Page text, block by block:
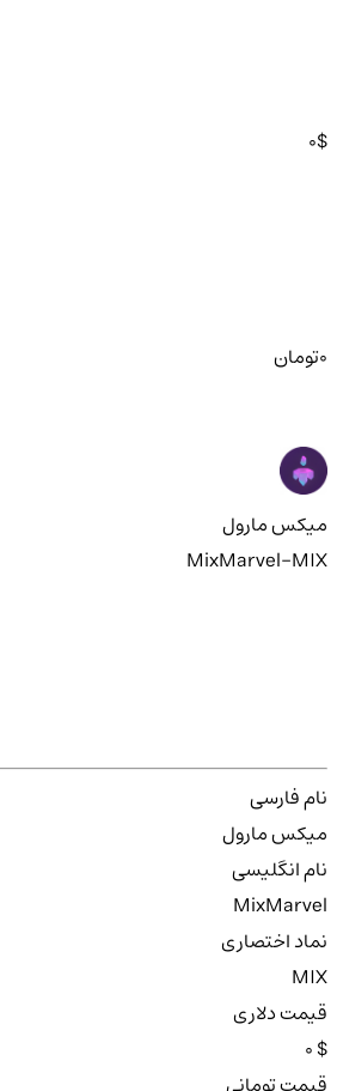
0$
0تومان
میکس مارول
MixMarvel-MIX
نام فارسی
میکس مارول
نام انگلیسی
MixMarvel
نماد اختصاری
MIX
قیمت دلاری
0 $